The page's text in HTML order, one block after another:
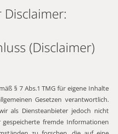
(Disclaimer)
§ 7 Abs.1 TMG für eigene Inhalte
Gesetzen verantwortlich.
als Diensteanbieter jedoch nicht
fremde Informationen